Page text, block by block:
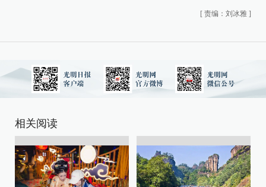
[ 责编：刘冰雅 ]
相关阅读